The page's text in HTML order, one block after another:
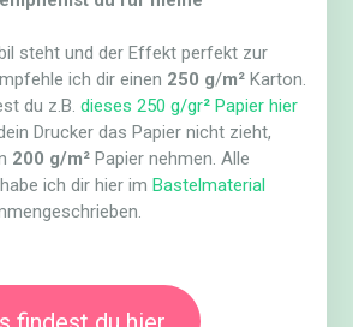
steht und der Effekt perfekt zur
ich dir einen 250 g/m² Karton.
du z.B.dieses 250 g/gr² Papier hier
Drucker das Papier nicht zieht,
200 g/m² Papier nehmen. Alle
ich dir hier im Bastelmaterial